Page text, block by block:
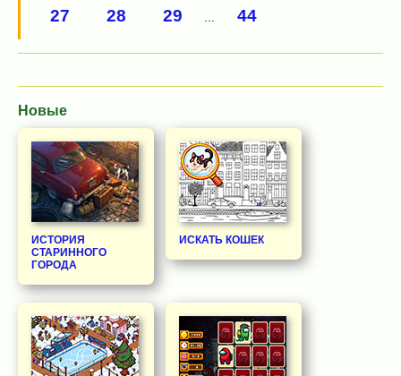
27 28 29 44
Новые
ИСТОРИЯ
СТАРИННОГО
ГОРОДА
ИСКАТЬ КОШЕК